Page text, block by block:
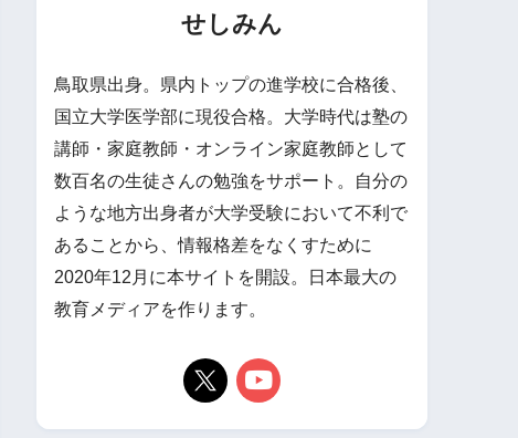
せしみん
鳥取県出身。県内トップの進学校に合格後、
国立大学医学部に現役合格。大学時代は塾の
講師・家庭教師・オンライン家庭教師として
数百名の生徒さんの勉強をサポート。自分の
ような地方出身者が大学受験において不利で
あることから、情報格差をなくすために
2020年12月に本サイトを開設。日本最大の
教育メディアを作ります。